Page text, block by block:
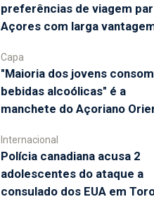
preferências de viagem
Açores com larga
Capa
"Maioria dos jovens
bebidas alcoólicas" é a
manchete do Açoriano
Internacional
Polícia canadiana acusa 2
adolescentes do ataque a
consulado dos EUA em